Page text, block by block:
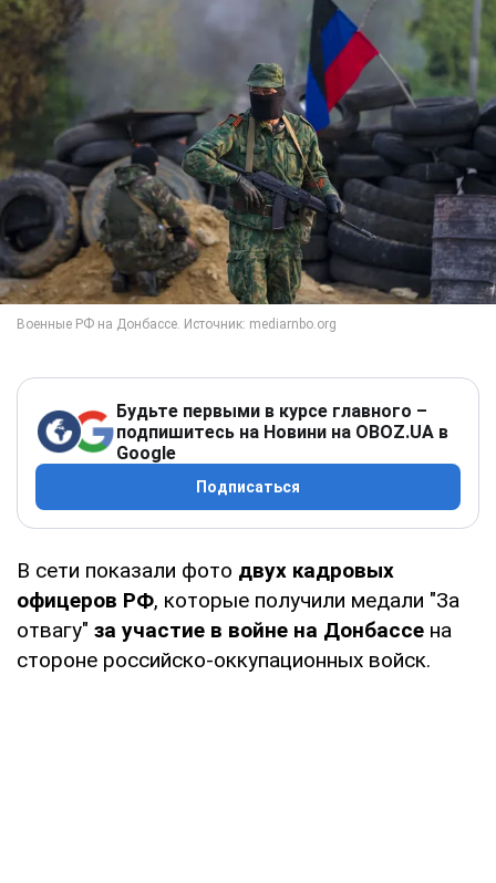
Будьте первыми в курсе главного –
подпишитесь на Новини на OBOZ.UA в
Google
Подписаться
В сети показали фото двух кадровых
офицеров РФ, которые получили медали "За
отвагу" за участие в войне на Донбассе на
стороне российско-оккупационных войск.